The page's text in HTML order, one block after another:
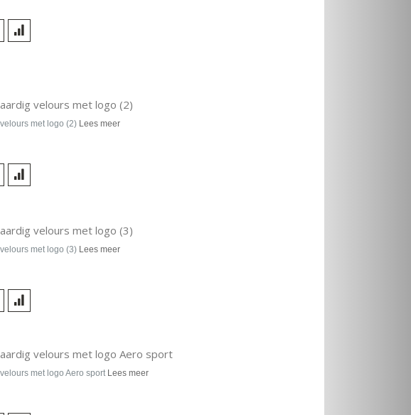
velours met logo (2)
met logo (2) Lees meer
velours met logo (3)
met logo (3) Lees meer
velours met logo Aero sport
met logo Aero sport Lees meer